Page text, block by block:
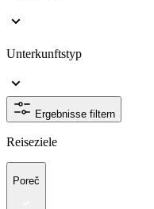
Unterkunftstyp
Ergebnisse filtern
Reiseziele
Poreč